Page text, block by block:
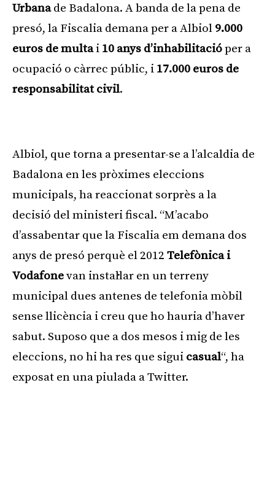
Urbanade Badalona. A banda de la pena de
presó, la Fiscalia demana per a Albiol 9.000
euros de multai 10 anys d’inhabilitacióper a
ocupació o càrrec públic, i 17.000 euros de
responsabilitat civil.
Albiol, que torna a presentar-se a l’alcaldia de
Badalona en les pròximes eleccions
municipals, ha reaccionat sorprès a la
decisió del ministeri fiscal. “M’acabo
d’assabentar que la Fiscalia em demana dos
anys de presó perquè el 2012 Telefònica i
Vodafonevan instal·lar en un terreny
municipal dues antenes de telefonia mòbil
sense llicència i creu que ho hauria d’haver
sabut. Suposo que a dos mesos i mig de les
eleccions, no hi ha res que sigui casual“, ha
exposat en una piulada a Twitter.